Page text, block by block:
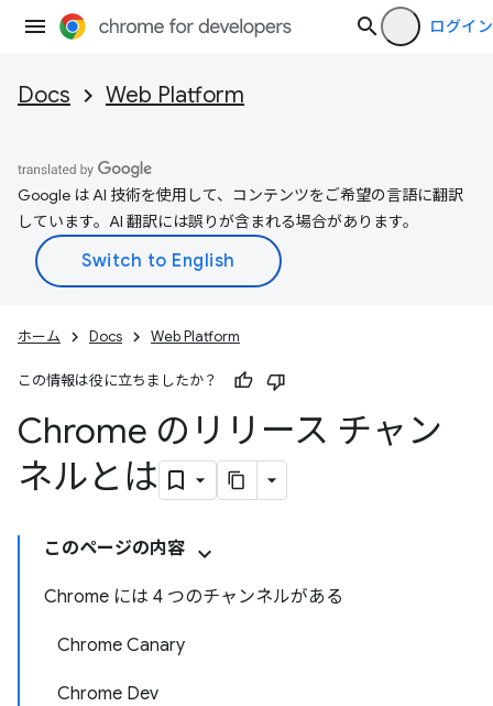
ログイン
Docs Web Platform
Google は AI 技術を使用して、コンテンツをご希望の言語に翻訳
しています。AI 翻訳には誤りが含まれる場合があります。
ホーム Docs Web Platform
この情報は役に立ちましたか？
Chrome のリリース チャン
ネルとは
このページの内容
Chrome には 4 つのチャンネルがある
Chrome Canary
Chrome Dev